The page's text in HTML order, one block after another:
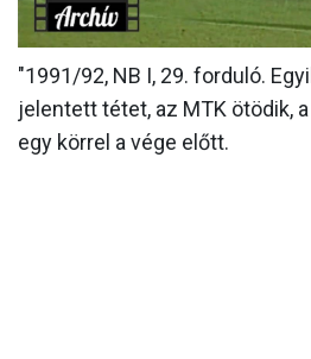
KLUB
GALÉRIA
"1991/92, NB I, 29. forduló.
jelentett tétet, az MTK ötödik,
egy körrel a vége előtt.